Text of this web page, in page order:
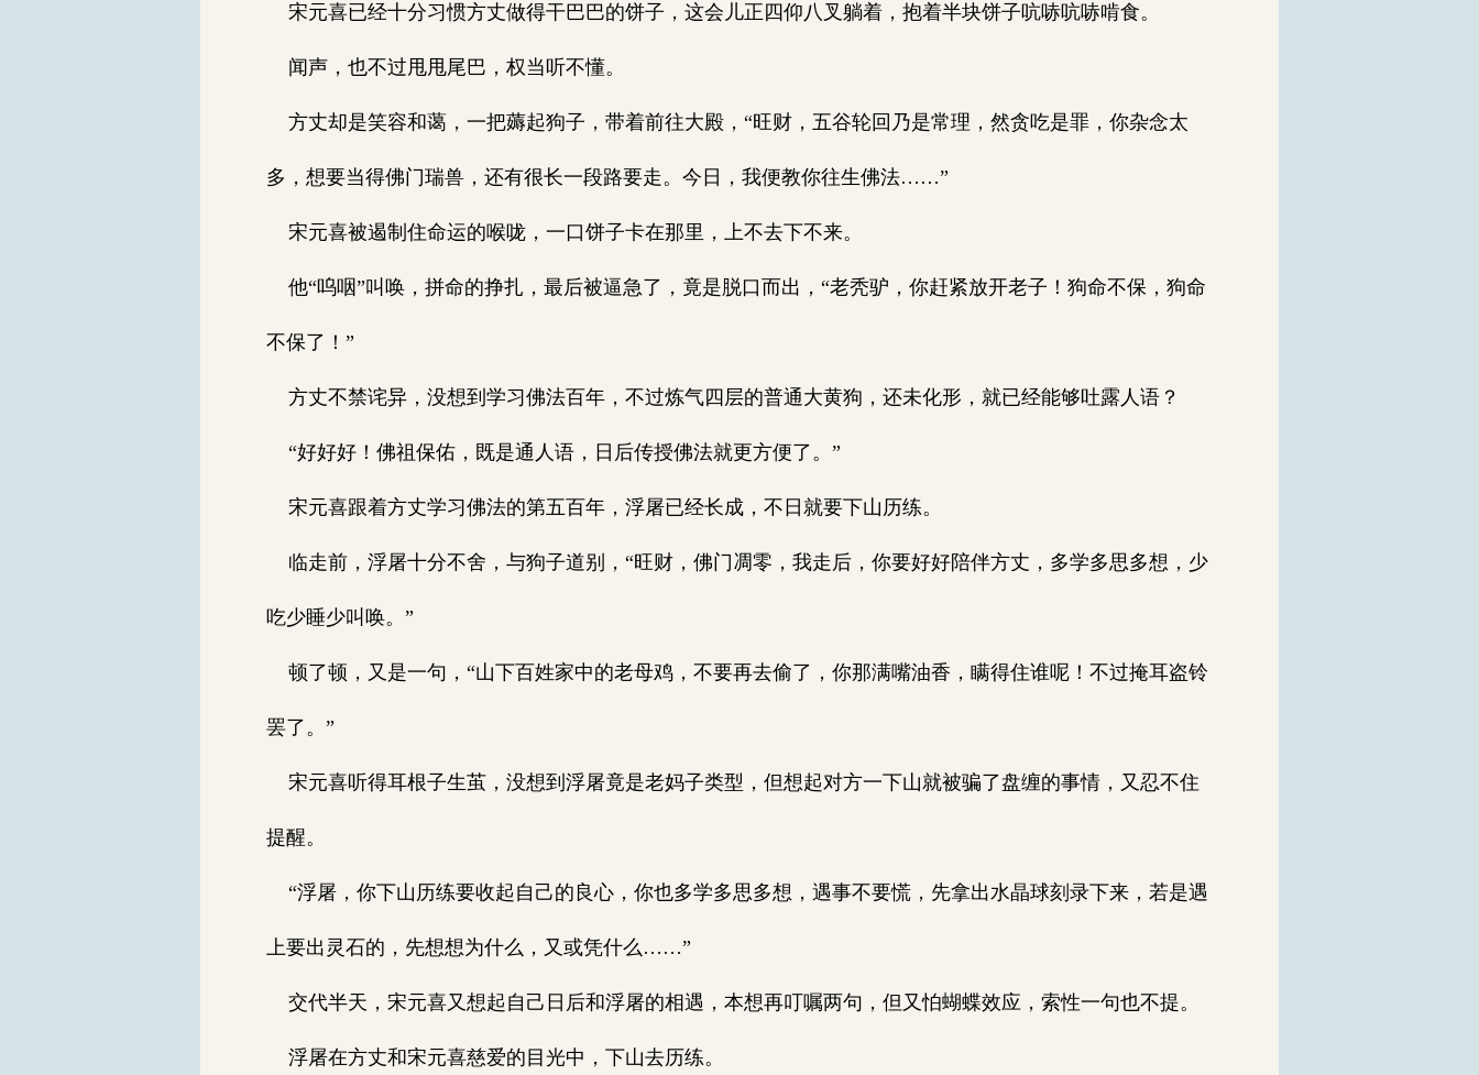
宋元喜已经十分习惯方丈做得干巴巴的饼子，这会儿正四仰八叉躺着，抱着半块饼子吭哧吭哧啃食。
闻声，也不过甩甩尾巴，权当听不懂。
方丈却是笑容和蔼，一把薅起狗子，带着前往大殿，“旺财，五谷轮回乃是常理，然贪吃是罪，你杂念太
多，想要当得佛门瑞兽，还有很长一段路要走。今日，我便教你往生佛法……”
宋元喜被遏制住命运的喉咙，一口饼子卡在那里，上不去下不来。
他“呜咽”叫唤，拼命的挣扎，最后被逼急了，竟是脱口而出，“老秃驴，你赶紧放开老子！狗命不保，狗命
不保了！”
方丈不禁诧异，没想到学习佛法百年，不过炼气四层的普通大黄狗，还未化形，就已经能够吐露人语？
“好好好！佛祖保佑，既是通人语，日后传授佛法就更方便了。”
宋元喜跟着方丈学习佛法的第五百年，浮屠已经长成，不日就要下山历练。
临走前，浮屠十分不舍，与狗子道别，“旺财，佛门凋零，我走后，你要好好陪伴方丈，多学多思多想，少
吃少睡少叫唤。”
顿了顿，又是一句，“山下百姓家中的老母鸡，不要再去偷了，你那满嘴油香，瞒得住谁呢！不过掩耳盗铃
罢了。”
宋元喜听得耳根子生茧，没想到浮屠竟是老妈子类型，但想起对方一下山就被骗了盘缠的事情，又忍不住
提醒。
“浮屠，你下山历练要收起自己的良心，你也多学多思多想，遇事不要慌，先拿出水晶球刻录下来，若是遇
上要出灵石的，先想想为什么，又或凭什么……”
交代半天，宋元喜又想起自己日后和浮屠的相遇，本想再叮嘱两句，但又怕蝴蝶效应，索性一句也不提。
浮屠在方丈和宋元喜慈爱的目光中，下山去历练。